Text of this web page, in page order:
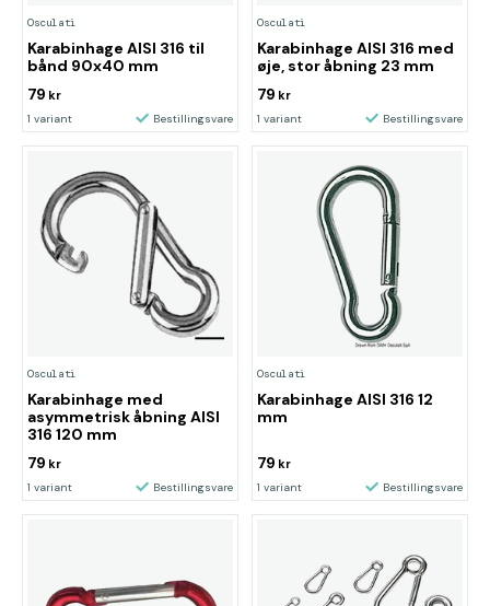
Osculati
Karabinhage AISI 316 til
bånd 90x40 mm
79 kr
1 variant Bestillingsvare
Osculati
Karabinhage AISI 316 med
øje, stor åbning 23 mm
79 kr
1 variant Bestillingsvare
Osculati
Karabinhage med
asymmetrisk åbning AISI
316 120 mm
79 kr
1 variant Bestillingsvare
Osculati
Karabinhage AISI 316 12
mm
79 kr
1 variant Bestillingsvare